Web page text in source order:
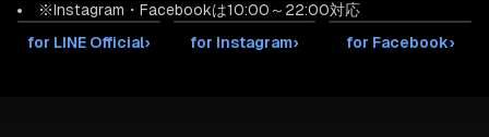
※Instagram・Facebookは10:00～22:00対応
for LINE Official› for Instagram› for Facebook›